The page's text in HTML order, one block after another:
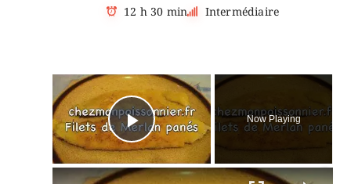
12 h 30 min
Intermédiaire
×
Play Video
Now Playing
×